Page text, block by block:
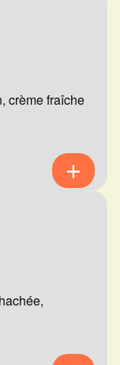
crème fraîche